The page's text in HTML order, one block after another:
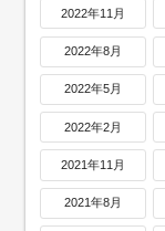
2022年11月
2022年8月
2022年5月
2022年2月
2021年11月
2021年8月